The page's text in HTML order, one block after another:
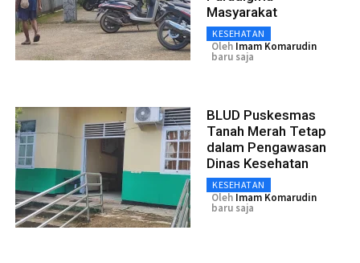
Masyarakat
KESEHATAN
Oleh Imam Komarudin
baru saja
BLUD Puskesmas
Tanah Merah Tetap
dalam Pengawasan
Dinas Kesehatan
KESEHATAN
Oleh Imam Komarudin
baru saja